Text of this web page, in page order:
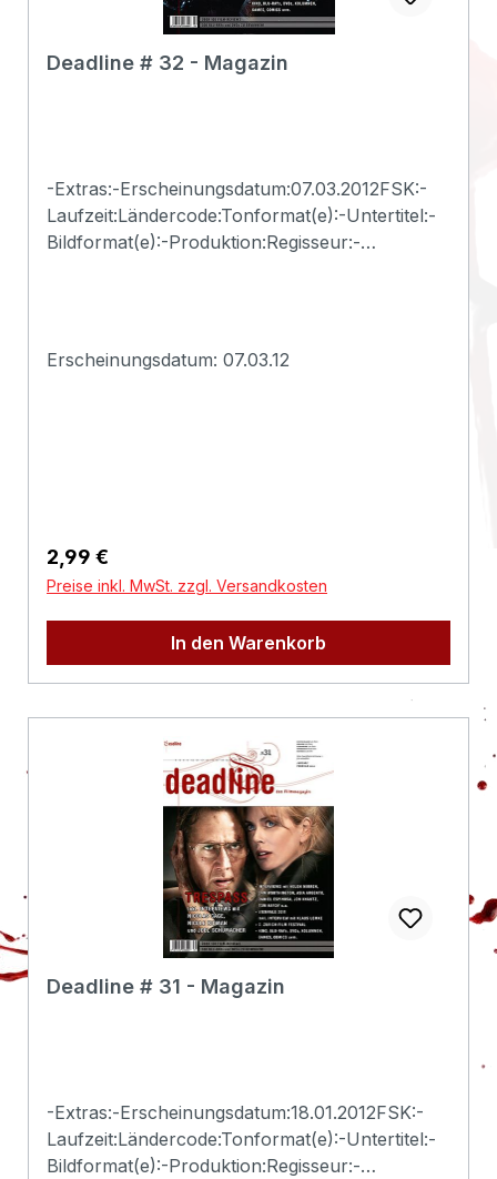
Deadline # 32 - Magazin
-Extras:-Erscheinungsdatum:07.03.2012FSK:-
Laufzeit:Ländercode:Tonformat(e):-Untertitel:-
Bildformat(e):-Produktion:Regisseur:-
Produktsicherheitsverordnung)Herstellerinform
ationen:Deadline
Erscheinungsdatum: 07.03.12
Regulärer Preis:
2,99 €
Preise inkl. MwSt. zzgl. Versandkosten
In den Warenkorb
Deadline # 31 - Magazin
-Extras:-Erscheinungsdatum:18.01.2012FSK:-
Laufzeit:Ländercode:Tonformat(e):-Untertitel:-
Bildformat(e):-Produktion:Regisseur:-